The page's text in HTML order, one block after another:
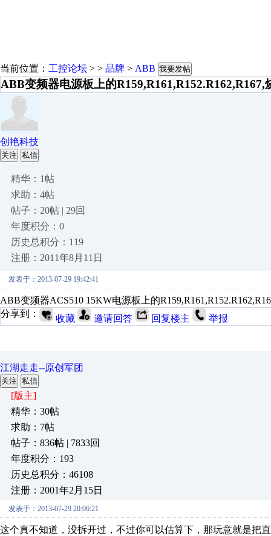
当前位置： 工控论坛 > > 品牌 > ABB 我要发帖
ABB变频器电源板上的R159,R161,R152.R162,R167,
创艳科技
关注 私信
精华：1帖
求助：4帖
帖子：20帖 | 29回
年度积分：0
历史总积分：119
注册：2011年8月11日
发表于：2013-07-29 19:42:41
ABB变频器ACS510 15KW电源板上的
分享到：
收藏 邀请回答 回复楼主 举报
江湖走走--原创军团
关注 私信
[版主]
精华：30帖
求助：7帖
帖子：836帖 | 7833回
年度积分：193
历史总积分：46108
注册：2001年2月15日
发表于：2013-07-29 20:06:21
这个真不知道，没拆开过，不过你可以估算下，那玩意就是把